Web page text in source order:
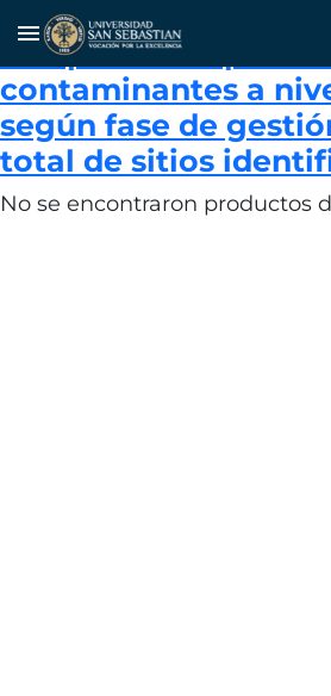
menu
Porcentaje de sitios
con potencial
contaminantes a
según fase de
total de sitios
No se encontraron productos